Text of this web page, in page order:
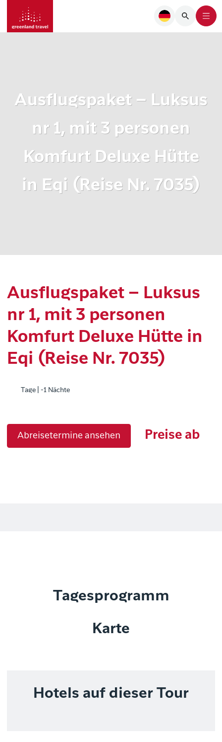
Ausflugspaket – Luksus
nr 1, mit 3 personen
Komfurt Deluxe Hütte
in Eqi (Reise Nr. 7035)
Ausflugspaket – Luksus
nr 1, mit 3 personen
Komfurt Deluxe Hütte in
Eqi (Reise Nr. 7035)
Tage | -1 Nächte
Abreisetermine ansehen Preise ab
Tagesprogramm
Karte
Hotels auf dieser Tour